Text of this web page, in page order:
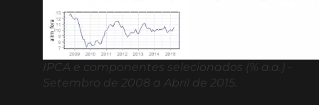
IPCA e componentes selecionados (% a.a.) -
Setembro de 2008 a Abril de 2015.